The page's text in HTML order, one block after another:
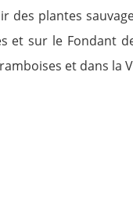
des plantes
et sur le Fondant
et dans